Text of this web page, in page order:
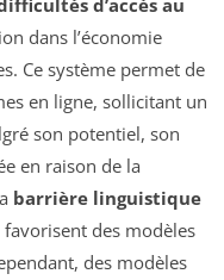
dans l’économie
Ce système permet de
en ligne, sollicitant un
son potentiel, son
en raison de la
barrière linguistique
des modèles
des modèles